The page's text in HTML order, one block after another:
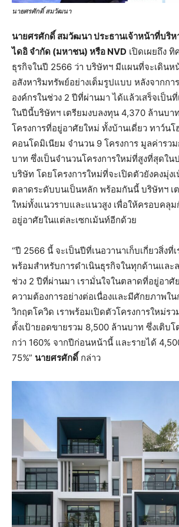
นายศรศักดิ์ สมวัฒนา
นายศรศักดิ์ สมวัฒนา ประธานเจ้าหน้าที่บริห
ไดอิ จำกัด (มหาชน) หรือ NVD เปิดเผยถึง
ธุรกิจในปี 2566 ว่า บริษัทฯ มีแผนที่จะเดินห
อสังหาริมทรัพย์อย่างเต็มรูปแบบ หลังจากกา
องค์กรในช่วง 2 ปีที่ผ่านมา ได้แล้วเสร็จเป็น
ในปีนี้บริษัทฯ เตรียมงบลงทุน 4,370 ล้านบา
โครงการที่อยู่อาศัยใหม่ ทั้งบ้านเดี่ยว ทาว์นโ
คอนโดมิเนียม จำนวน 9 โครงการ มูลค่ารวม
บาท ซึ่งเป็นจำนวนโครงการใหม่ที่สูงที่สุดใน
บริษัท โดยโครงการใหม่ที่จะเปิดตัวยังคงมุ่ง
ตลาดระดับบนเป็นหลัก พร้อมกันนี้ บริษัทฯ เ
ใหม่ทั้งแนวราบและแนวสูง เพื่อให้ครอบคลุ
อยู่อาศัยในแต่ละเซกเม้นท์อีกด้วย
“ปี 2566 นี้ จะเป็นปีที่เนอวานาเก็บเกี่ยวสิ่งที่
พร้อมสำหรับการดำเนินธุรกิจในทุกด้านแล
ช่วง 2 ปีที่ผ่านมา เรามั่นใจในตลาดที่อยู่อา
ความต้องการอย่างต่อเนื่องและมีศักยภาพใน
วิกฤตโควิด เราพร้อมเปิดตัวโครงการใหม่รว
ตั้งเป้ายอดขายรวม 8,500 ล้านบาท ซึ่งเติบโ
กว่า 160% จากปีก่อนหน้านี้ และรายได้
75%” นายศรศักดิ์ กล่าว